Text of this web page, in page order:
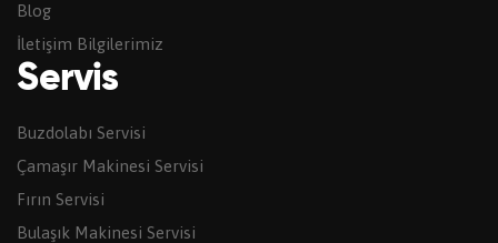
Blog
İletişim Bilgilerimiz
Servis
Buzdolabı Servisi
Çamaşır Makinesi Servisi
Fırın Servisi
Bulaşık Makinesi Servisi